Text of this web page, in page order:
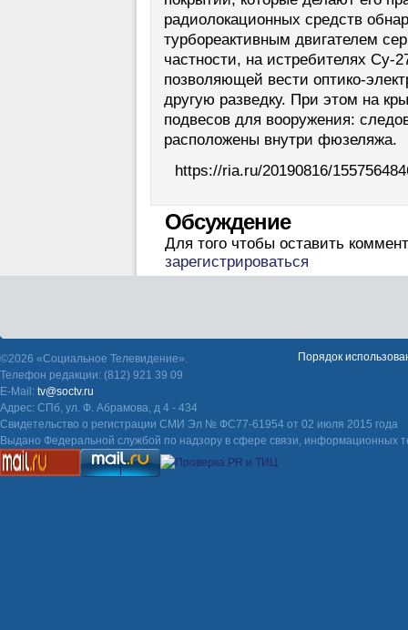
радиолокационных средств
турбореактивным двигателем
частности, на истребителях Су-
позволяющей вести оптико-
другую разведку. При этом на
подвесов для вооружения:
расположены внутри фюзеляжа.
https://ria.ru/20190816/
Обсуждение
Для того чтобы оставить
зарегистрироваться
©2026 «Социальное Телевидение».
Телефон редакции: (812) 921 39 09
E-Mail: tv@soctv.ru
Адрес: СПб, ул. Ф. Абрамова, д 4 - 434
Свидетельство о регистрации СМИ Эл № ФС77-61954 от 02 июля 2015 года
Выдано Федеральной службой по надзору в сфере связи, информационных
Порядок